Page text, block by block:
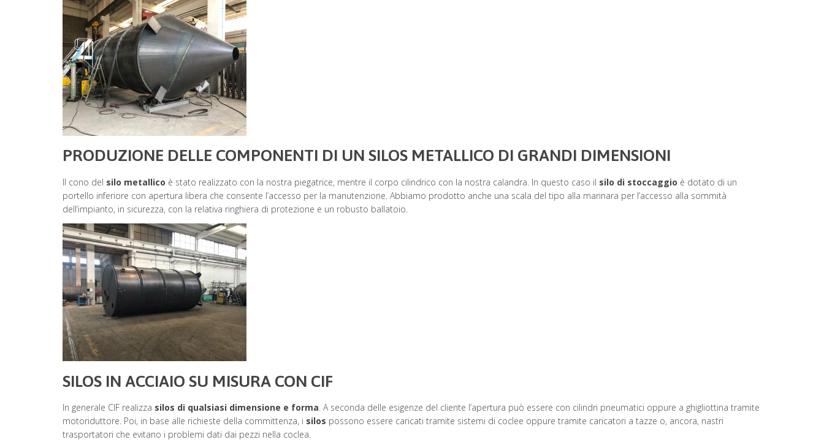
PRODUZIONE DELLE COMPONENTI DI UN SILOS METALLICO DI GRANDI DIMENSIONI
Il cono del silo metallico è stato realizzato con la nostra piegatrice, mentre il corpo cilindrico con la nostra calandra. In questo caso il silo di stoccaggio è dotato di un
portello inferiore con apertura libera che consente l’accesso per la manutenzione. Abbiamo prodotto anche una scala del tipo alla marinara per l’accesso alla sommità
dell’impianto, in sicurezza, con la relativa ringhiera di protezione e un robusto ballatoio.
SILOS IN ACCIAIO SU MISURA CON CIF
In generale CIF realizza silos di qualsiasi dimensione e forma. A seconda delle esigenze del cliente l’apertura può essere con cilindri pneumatici oppure a ghigliottina tramite
motoriduttore. Poi, in base alle richieste della committenza, i silos possono essere caricati tramite sistemi di coclee oppure tramite caricatori a tazze o, ancora, nastri
trasportatori che evitano i problemi dati dai pezzi nella coclea.